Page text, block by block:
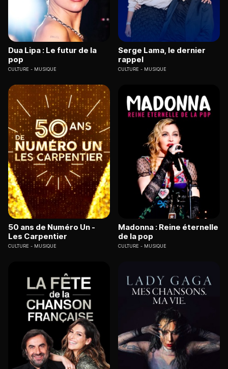
Dua Lipa : Le futur de la
pop
CULTURE MUSIQUE
Serge Lama, le dernier
rappel
CULTURE MUSIQUE
50 ans de Numéro Un -
Les Carpentier
CULTURE MUSIQUE
Madonna : Reine éternelle
de la pop
CULTURE MUSIQUE